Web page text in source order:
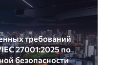
требований
27001:2025 по
безопасности